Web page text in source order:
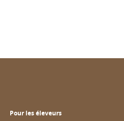
Pour les éleveurs